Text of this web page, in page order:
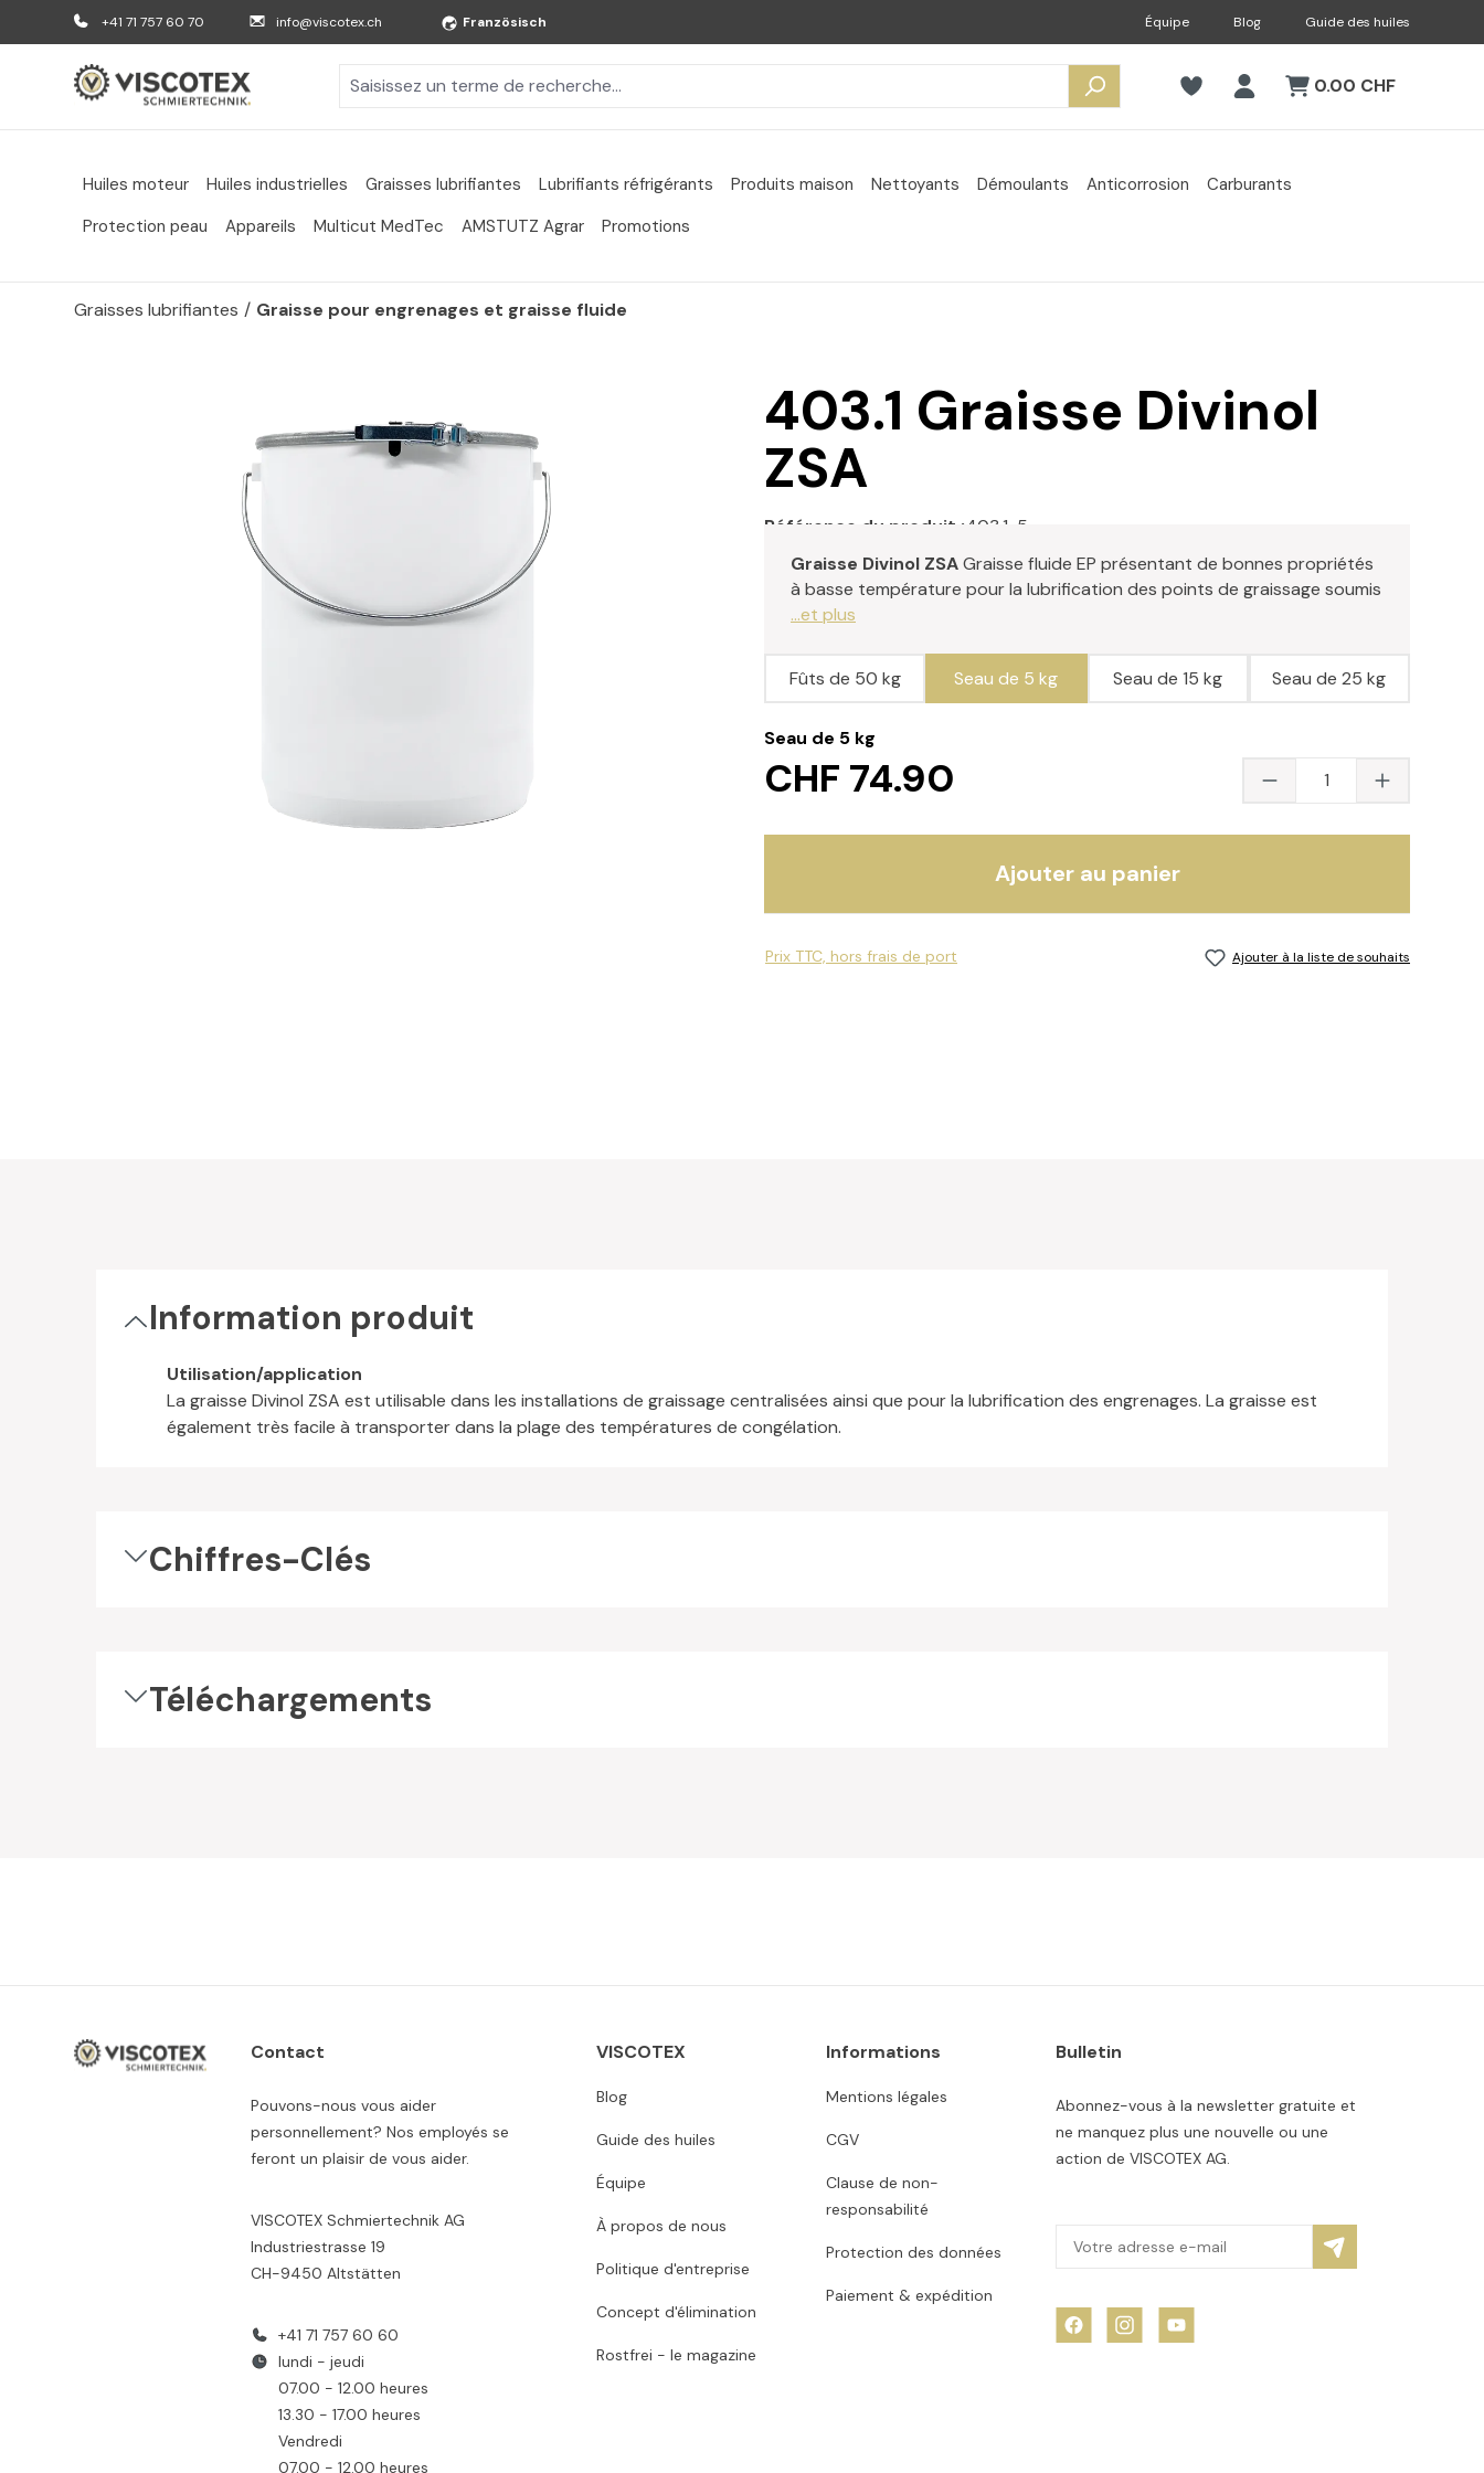
au contenu principal
Aller à la recherche
Aller à la navigation principale
+41 71 757 60 70 info@viscotex.ch Französisch Équipe Blog Guide des huiles
0.00 CHF
Huiles moteur Huiles industrielles Graisses lubrifiantes Lubrifiants réfrigérants Produits maison Nettoyants Démoulants Anticorrosion
Carburants
Protection peau
Appareils Multicut MedTec AMSTUTZ Agrar Promotions
Graisses lubrifiantes / Graisse pour engrenages et graisse fluide
403.1 Graisse Divinol
ZSA
Référence du produit : 403.1-5
Graisse Divinol ZSAGraisse fluide EP présentant de bonnes propriétés
à basse température pour la lubrification des points de graissage soumis
...et plus
Seau de 5 kg
CHF 74.90
Fûts de 50 kg Seau de 5 kg Seau de 15 kg Seau de 25 kg
Quantité du
Ajouter au panier
Prix TTC, hors frais de port Ajouter à la liste de souhaits
Information produit
Utilisation/application
La graisse Divinol ZSA est utilisable dans les installations de graissage centralisées ainsi que pour la lubrification des engrenages. La graisse est
également très facile à transporter dans la plage des températures de congélation.
Chiffres-Clés
Téléchargements
Contact
Pouvons-nous vous aider
personnellement? Nos employés se
feront un plaisir de vous aider.
VISCOTEX Schmiertechnik AG
Industriestrasse 19
CH-9450 Altstätten
+41 71 757 60 60
lundi - jeudi
07.00 - 12.00 heures
13.30 - 17.00 heures
Vendredi
07.00 - 12.00 heures
VISCOTEX
Blog
Guide des huiles
Équipe
À propos de nous
Politique d'entreprise
Concept d'élimination
Rostfrei - le magazine
Informations
Mentions légales
CGV
Clause de non-
responsabilité
Protection des données
Paiement & expédition
Bulletin
Abonnez-vous à la newsletter gratuite et
ne manquez plus une nouvelle ou une
action de VISCOTEX AG.